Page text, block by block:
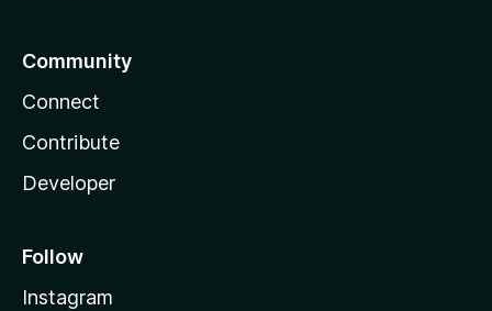
Community
Connect
Contribute
Developer
Follow
Instagram